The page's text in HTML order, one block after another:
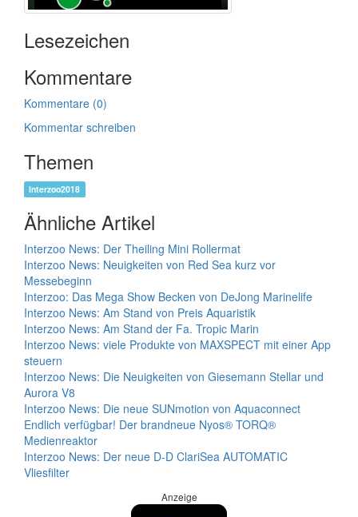
Lesezeichen
Kommentare
Kommentare (0)
Kommentar schreiben
Themen
Interzoo2018
Ähnliche Artikel
Interzoo News: Der Theiling Mini Rollermat
Interzoo News: Neuigkeiten von Red Sea kurz vor
Messebeginn
Interzoo: Das Mega Show Becken von DeJong Marinelife
Interzoo News: Am Stand von Preis Aquaristik
Interzoo News: Am Stand der Fa. Tropic Marin
Interzoo News: viele Produkte von MAXSPECT mit einer App
steuern
Interzoo News: Die Neuigkeiten von Giesemann Stellar und
Aurora V8
Interzoo News: Die neue SUNmotion von Aquaconnect
Endlich verfügbar! Der brandneue Nyos® TORQ®
Medienreaktor
Interzoo News: Der neue D-D ClariSea AUTOMATIC
Vliesfilter
Anzeige